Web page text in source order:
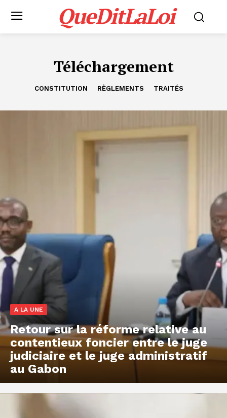
QueDitLaLoi
Téléchargement
CONSTITUTION RÈGLEMENTS TRAITÉS
A LA UNE
Retour sur la réforme relative au
contentieux foncier entre le juge
judiciaire et le juge administratif
au Gabon